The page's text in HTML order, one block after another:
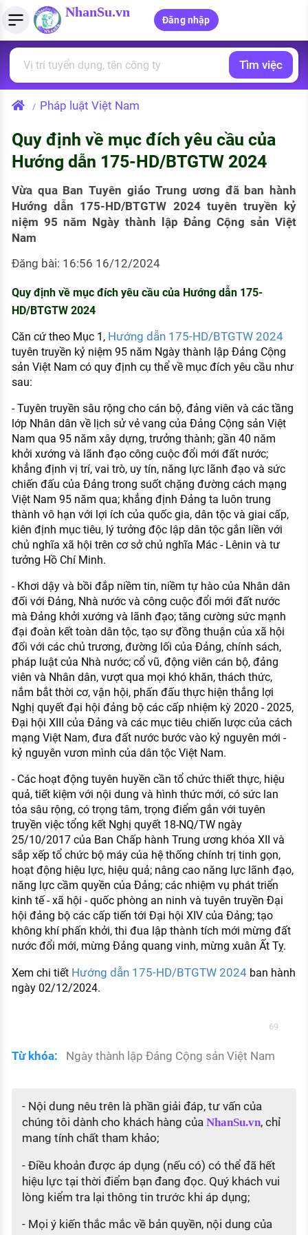
NhanSu.vn
Đăng nhập
Tìm việc làm
Việc làm ngành luật
Việc làm lương cao
Việc làm tốt nhất
CÔNG TY
Danh sách nhà tuyển dụng
Quản lý CV
Tải CV lên
Tạo CV trực tuyến
Mẫu CV đơn giản
Mẫu CV hiện đại
Tính lương Gross - Net
Tính thuế thu nhập cá nhân
Tính trợ cấp thất nghiệp
PHÁP LUẬT VIỆT NAM
Văn bản pháp luật
PHÁP LUẬT LAO ĐỘNG
Lao động và tiền lương
Bảo hiểm và phúc lợi
Thuế thu nhập
Hồ sơ biểu mẫu
Chính sách lao động
KHÁM PHÁ NGHỀ NGHIỆP
Tử vi nghề nghiệp
Kỹ năng nghề nghiệp
Đặc trưng từng nghề
Xu hướng việc làm
XÂY DỰNG VÀ PHÁT TRIỂN ĐỘI NGŨ
NHÂN SỰ
TUYỂN DỤNG VIỆC LÀM
Tìm việc
/ Pháp luật Việt Nam
Quy định về mục đích yêu cầu của
Hướng dẫn 175-HD/BTGTW 2024
Vừa qua Ban Tuyên giáo Trung ương đã ban hành
Hướng dẫn 175-HD/BTGTW 2024 tuyên truyền kỷ
niệm 95 năm Ngày thành lập Đảng Cộng sản Việt
Nam
Đăng bài: 16:56 16/12/2024
Quy định về mục đích yêu cầu của Hướng dẫn 175-
HD/BTGTW 2024
Căn cứ theo Mục 1, Hướng dẫn 175-HD/BTGTW 2024
tuyên truyền kỷ niệm 95 năm Ngày thành lập Đảng Cộng
sản Việt Nam có quy định cụ thể về mục đích yêu cầu như
sau:
- Tuyên truyền sâu rộng cho cán bộ, đảng viên và các tầng
lớp Nhân dân về lịch sử vẻ vang của Đảng Cộng sản Việt
Nam qua 95 năm xây dựng, trưởng thành; gần 40 năm
khởi xướng và lãnh đạo công cuộc đổi mới đất nước;
khẳng định vị trí, vai trò, uy tín, năng lực lãnh đạo và sức
chiến đấu của Đảng trong suốt chặng đường cách mạng
Việt Nam 95 năm qua; khẳng định Đảng ta luôn trung
thành vô hạn với lợi ích của quốc gia, dân tộc và giai cấp,
kiên định mục tiêu, lý tưởng độc lập dân tộc gắn liền với
chủ nghĩa xã hội trên cơ sở chủ nghĩa Mác - Lênin và tư
tưởng Hồ Chí Minh.
- Khơi dậy và bồi đắp niềm tin, niềm tự hào của Nhân dân
đối với Đảng, Nhà nước và công cuộc đổi mới đất nước
mà Đảng khởi xướng và lãnh đạo; tăng cường sức mạnh
đại đoàn kết toàn dân tộc, tạo sự đồng thuận của xã hội
đối với các chủ trương, đường lối của Đảng, chính sách,
pháp luật của Nhà nước; cổ vũ, động viên cán bộ, đảng
viên và Nhân dân, vượt qua mọi khó khăn, thách thức,
nắm bắt thời cơ, vận hội, phấn đấu thực hiện thắng lợi
Nghị quyết đại hội đảng bộ các cấp nhiệm kỳ 2020 - 2025,
Đại hội XIII của Đảng và các mục tiêu chiến lược của cách
mạng Việt Nam, đưa đất nước bước vào kỷ nguyên mới -
kỷ nguyên vươn mình của dân tộc Việt Nam.
- Các hoạt động tuyên huyền cần tổ chức thiết thực, hiệu
quả, tiết kiệm với nội dung và hình thức mới, có sức lan
tỏa sâu rộng, có trọng tâm, trọng điểm gắn với tuyên
truyền việc tổng kết Nghị quyết 18-NQ/TW ngày
25/10/2017 của Ban Chấp hành Trung ương khóa XII và
sắp xếp tổ chức bộ máy của hệ thống chính trị tinh gọn,
hoạt động hiệu lực, hiệu quả; nâng cao năng lực lãnh đạo,
năng lực cầm quyền của Đảng; các nhiệm vụ phát triển
kinh tế - xã hội - quốc phòng an ninh và tuyên truyền Đại
hội đảng bộ các cấp tiến tới Đại hội XIV của Đảng; tạo
không khí phấn khởi, thi đua lập thành tích mới mừng đất
nước đổi mới, mừng Đảng quang vinh, mừng xuân Ất Tỵ.
Xem chi tiết Hướng dẫn 175-HD/BTGTW 2024ban hành
ngày 02/12/2024.
69
Từ khóa: Ngày thành lập Đảng Cộng sản Việt Nam
- Nội dung nêu trên là phần giải đáp, tư vấn của
chúng tôi dành cho khách hàng của NhanSu.vn, chỉ
mang tính chất tham khảo;
- Điều khoản được áp dụng (nếu có) có thể đã hết
hiệu lực tại thời điểm bạn đang đọc. Quý khách vui
lòng kiểm tra lại thông tin trước khi áp dụng;
- Mọi ý kiến thắc mắc về bản quyền, nội dung của